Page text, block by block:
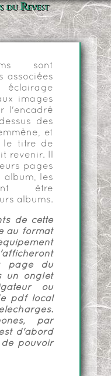
du Revest
sont
associées
images
l'encadré
des
et
le titre de
revenir. Il
pages
album, les
être
albums.
de cette
au format
page du
un onglet
ou
pdf local
par
d'abord
pouvoir